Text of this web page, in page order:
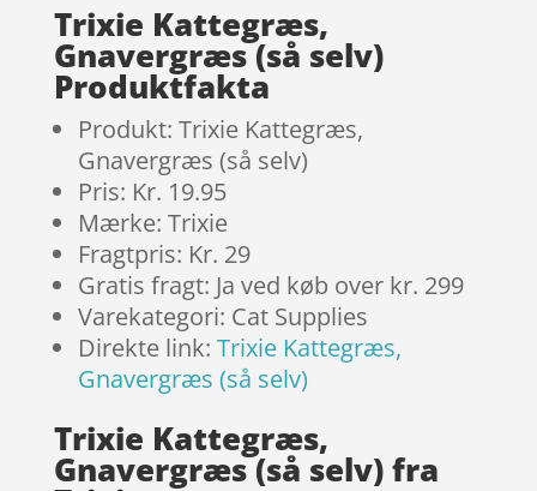
Trixie Kattegræs,
Gnavergræs (så selv)
Produktfakta
Produkt: Trixie Kattegræs,
Gnavergræs (så selv)
Pris: Kr. 19.95
Mærke: Trixie
Fragtpris: Kr. 29
Gratis fragt: Ja ved køb over kr. 299
Varekategori: Cat Supplies
Direkte link: Trixie Kattegræs,
Gnavergræs (så selv)
Trixie Kattegræs,
Gnavergræs (så selv) fra